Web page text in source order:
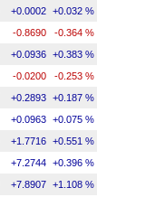
+0.0002 +0.032 %
-0.8690 -0.364 %
+0.0936 +0.383 %
-0.0200 -0.253 %
+0.2893 +0.187 %
+0.0963 +0.075 %
+1.7716 +0.551 %
+7.2744 +0.396 %
+7.8907 +1.108 %